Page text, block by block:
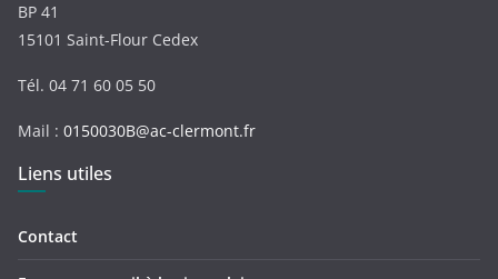
BP 41
15101 Saint-Flour Cedex
Tél. 04 71 60 05 50
Mail : 0150030B@ac-clermont.fr
Liens utiles
Contact